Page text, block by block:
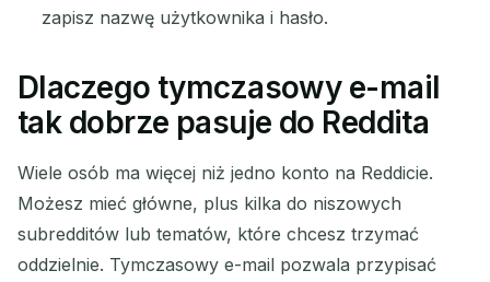
zapisz nazwę użytkownika i hasło.
Dlaczego tymczasowy e-mail
tak dobrze pasuje do Reddita
Wiele osób ma więcej niż jedno konto na Reddicie.
Możesz mieć główne, plus kilka do niszowych
subredditów lub tematów, które chcesz trzymać
oddzielnie. Tymczasowy e-mail pozwala przypisać